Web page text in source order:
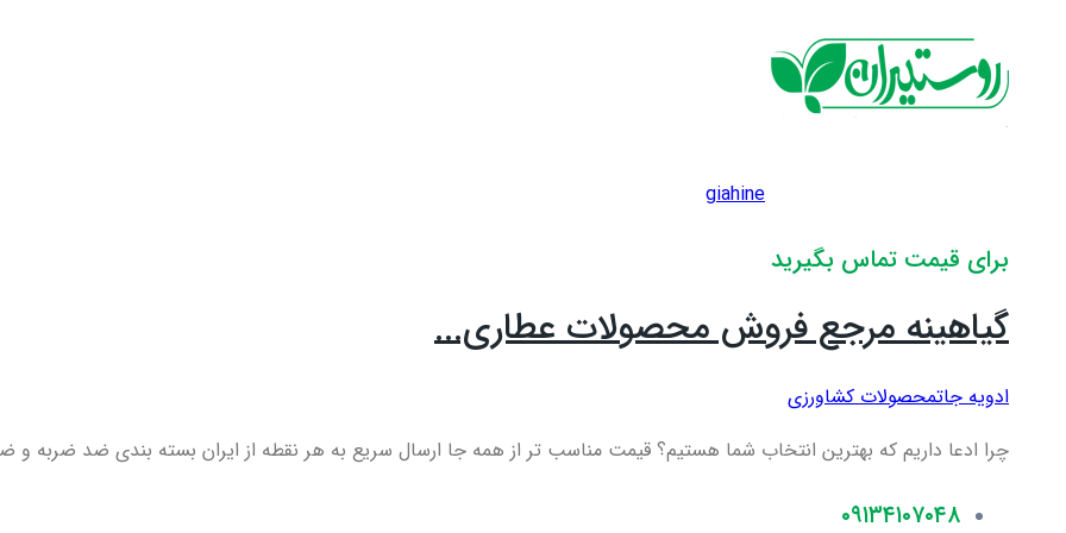
giahine
برای قیمت تماس بگیرید
گیاهینه مرجع فروش محصولات عطاری...
ادویه جاتمحصولات کشاورزی
چرا ادعا داریم که بهترین انتخاب شما هستیم؟ قیمت مناسب تر از همه جا ارسال سریع به هر نقطه از ایران بسته بندی ضد ضربه و
۰۹۱۳۴۱۰۷۰۴۸